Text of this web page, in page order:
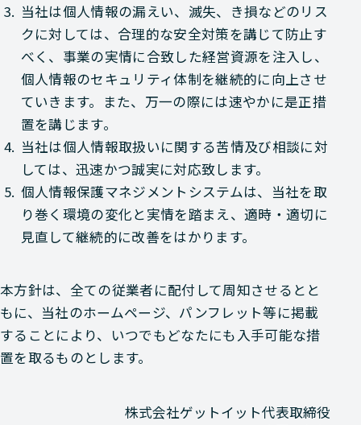
3. 当社は個人情報の漏えい、滅失、き損などのリス
クに対しては、合理的な安全対策を講じて防止す
べく、事業の実情に合致した経営資源を注入し、
個人情報のセキュリティ体制を継続的に向上させ
ていきます。また、万一の際には速やかに是正措
置を講じます。
4. 当社は個人情報取扱いに関する苦情及び相談に対
しては、迅速かつ誠実に対応致します。
5. 個人情報保護マネジメントシステムは、当社を取
り巻く環境の変化と実情を踏まえ、適時・適切に
見直して継続的に改善をはかります。
本方針は、全ての従業者に配付して周知させるとと
もに、当社のホームページ、パンフレット等に掲載
することにより、いつでもどなたにも入手可能な措
置を取るものとします。
株式会社ゲットイット代表取締役